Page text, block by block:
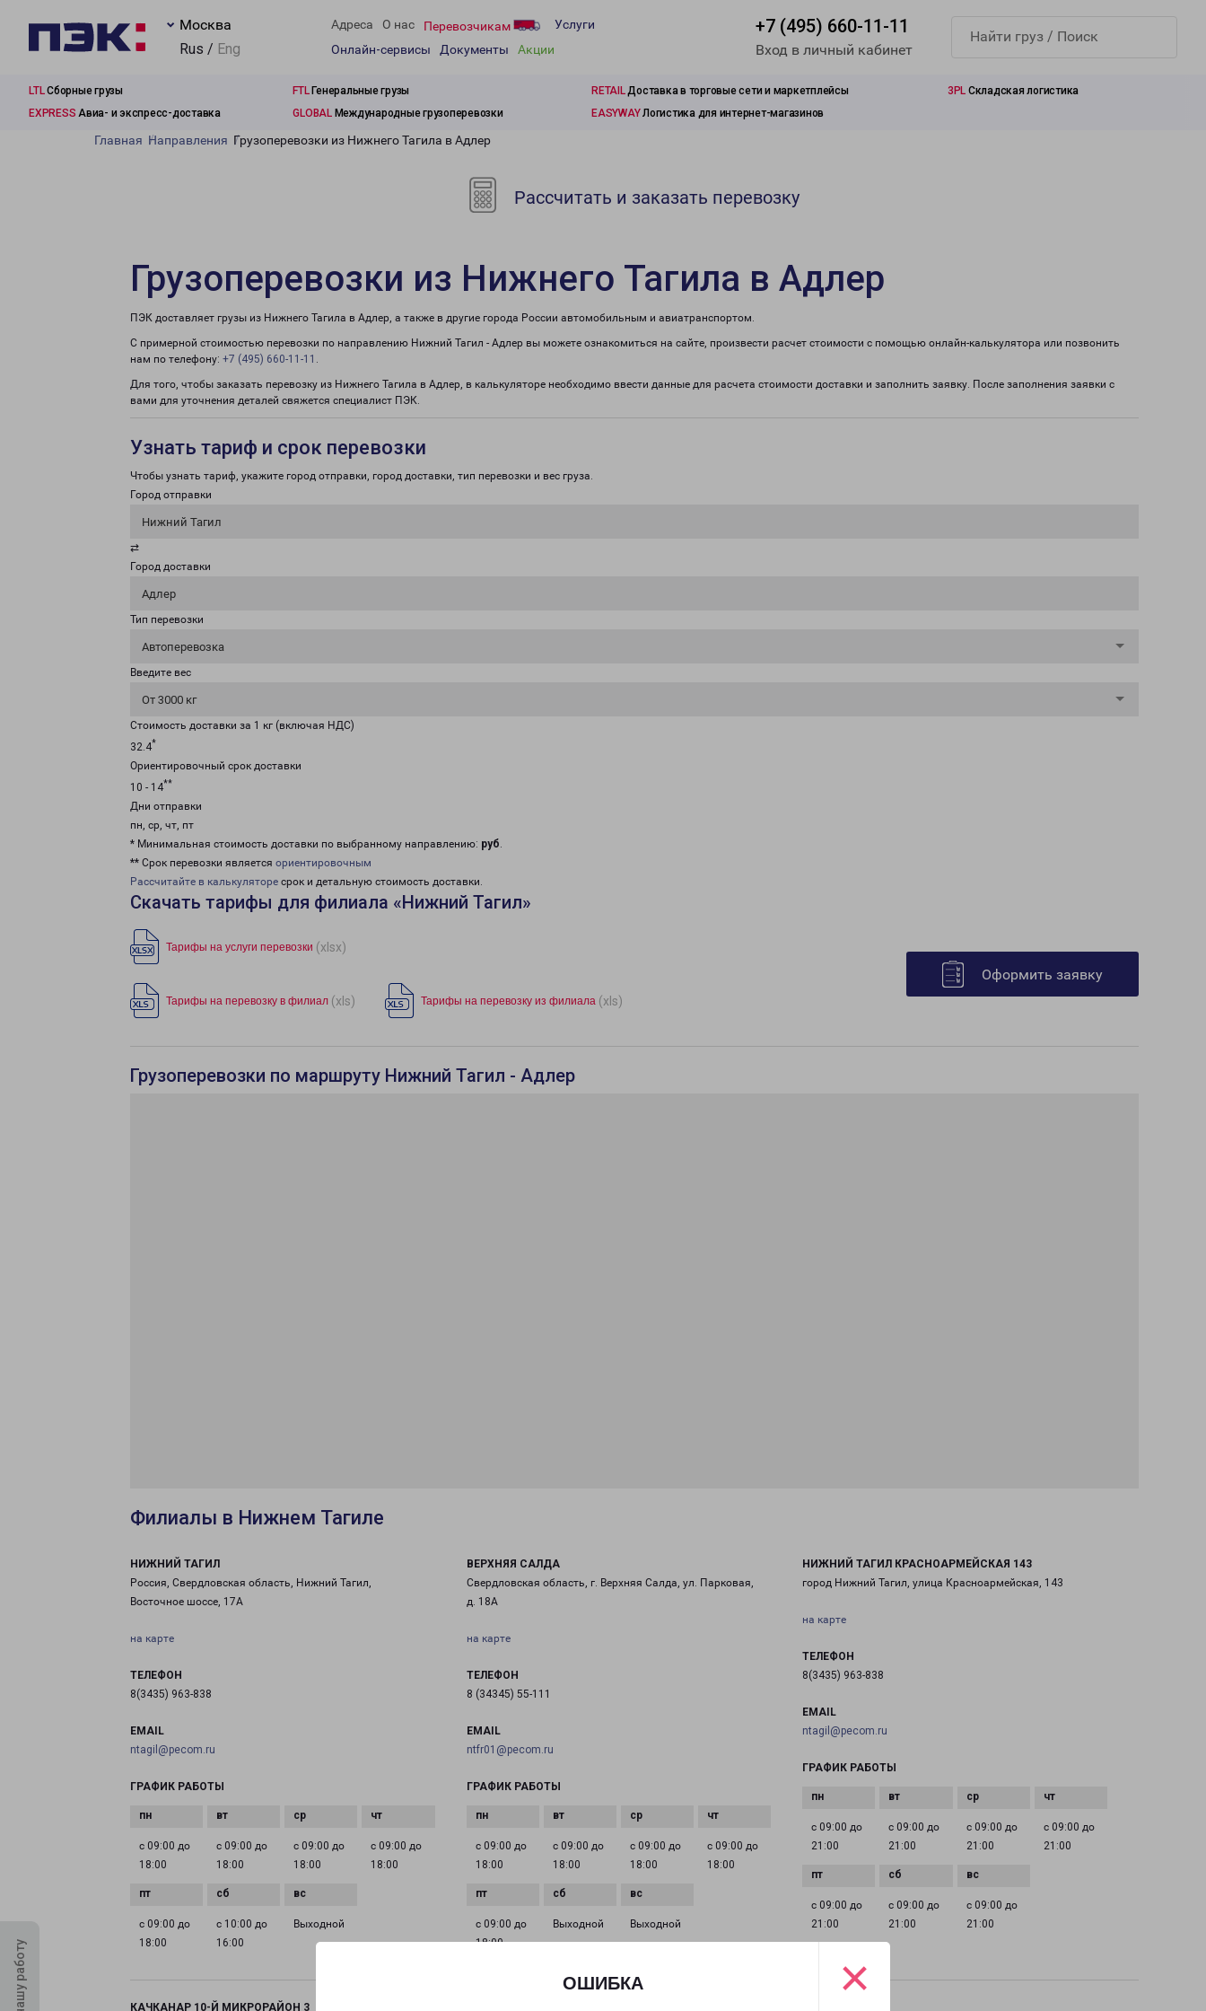
ОШИБКА ×
Москва
Rus / Eng
Адреса О нас Перевозчикам
Услуги
Онлайн-сервисы
Документы Акции
+7 (495) 660-11-11
Вход в личный кабинет
LTLСборные грузы FTLГенеральные грузы RETAILДоставка в торговые сети и маркетплейсы 3PL Складская логистика
EXPRESS Авиа- и экспресс-доставка GLOBALМеждународные грузоперевозки EASYWAYЛогистика для интернет-магазинов
Главная Направления Грузоперевозки из Нижнего Тагила в Адлер
Рассчитать и заказать перевозку
Грузоперевозки из Нижнего Тагила в Адлер
ПЭК доставляет грузы из Нижнего Тагила в Адлер, а также в другие города России автомобильным и авиатранспортом.
С примерной стоимостью перевозки по направлению Нижний Тагил - Адлер вы можете ознакомиться на сайте, произвести расчет стоимости с помощью онлайн-калькулятора или позвонить
нам по телефону: +7 (495) 660-11-11 .
Для того, чтобы заказать перевозку из Нижнего Тагила в Адлер, в калькуляторе необходимо ввести данные для расчета стоимости доставки и заполнить заявку. После заполнения заявки с
вами для уточнения деталей свяжется специалист ПЭК.
Узнать тариф и срок перевозки
Чтобы узнать тариф, укажите город отправки, город доставки, тип перевозки и вес груза.
Город отправки
Нижний Тагил
⇄
Город доставки
Адлер
Тип перевозки
Автоперевозка
Введите вес
От 3000 кг
Стоимость доставки за 1 кг (включая НДС)
32.4*
Ориентировочный срок доставки
10 - 14**
Дни отправки
пн, ср, чт, пт
* Минимальная стоимость доставки по выбранному направлению: руб.
** Срок перевозки является ориентировочным
Рассчитайте в калькуляторе срок и детальную стоимость доставки.
Скачать тарифы для филиала «Нижний Тагил»
Тарифы на услуги перевозки (xlsx)
Тарифы на перевозку в филиал (xls) Тарифы на перевозку из филиала (xls)
Оформить заявку
Грузоперевозки по маршруту Нижний Тагил - Адлер
Филиалы в Нижнем Тагиле
НИЖНИЙ ТАГИЛ
Россия, Свердловская область, Нижний Тагил,
Восточное шоссе, 17А
на карте
ТЕЛЕФОН
8(3435) 963-838
EMAIL
ntagil@pecom.ru
ГРАФИК РАБОТЫ
с 09:00 до
18:00
с 09:00 до
18:00
с 09:00 до
18:00
с 09:00 до
18:00
с 09:00 до
18:00
с 10:00 до
16:00
Выходной
ВЕРХНЯЯ САЛДА
Свердловская область, г. Верхняя Салда, ул. Парковая,
д. 18А
на карте
ТЕЛЕФОН
8 (34345) 55-111
EMAIL
ntfr01@pecom.ru
ГРАФИК РАБОТЫ
с 09:00 до
18:00
с 09:00 до
18:00
с 09:00 до
18:00
с 09:00 до
18:00
с 09:00 до
18:00
Выходной Выходной
НИЖНИЙ ТАГИЛ КРАСНОАРМЕЙСКАЯ 143
город Нижний Тагил, улица Красноармейская, 143
на карте
ТЕЛЕФОН
8(3435) 963-838
EMAIL
ntagil@pecom.ru
ГРАФИК РАБОТЫ
с 09:00 до
21:00
с 09:00 до
21:00
с 09:00 до
21:00
с 09:00 до
21:00
с 09:00 до
21:00
с 09:00 до
21:00
с 09:00 до
21:00
КАЧКАНАР 10-Й МИКРОРАЙОН 3